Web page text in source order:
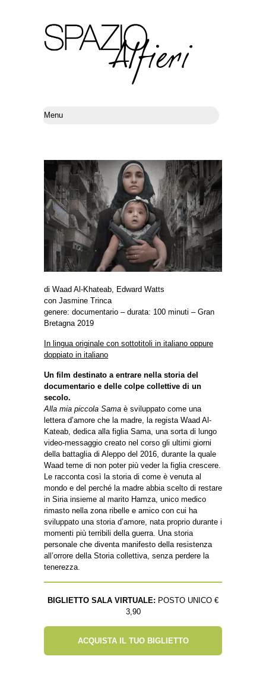
di Waad Al-Khateab, Edward Watts
con Jasmine Trinca
genere: documentario – durata: 100 minuti – Gran
Bretagna 2019
In lingua originale con sottotitoli in italiano oppure
doppiato in italiano
Un film destinato a entrare nella storia del
documentario e delle colpe collettive di un
secolo.
Alla mia piccola Sama è sviluppato come una
lettera d’amore che la madre, la regista Waad Al-
Kateab, dedica alla figlia Sama, una sorta di lungo
video-messaggio creato nel corso gli ultimi giorni
della battaglia di Aleppo del 2016, durante la quale
Waad teme di non poter più veder la figlia crescere.
Le racconta così la storia di come è venuta al
mondo e del perché la madre abbia scelto di restare
in Siria insieme al marito Hamza, unico medico
rimasto nella zona ribelle e amico con cui ha
sviluppato una storia d’amore, nata proprio durante i
momenti più terribili della guerra. Una storia
personale che diventa manifesto della resistenza
all’orrore della Storia collettiva, senza perdere la
tenerezza.
BIGLIETTO SALA VIRTUALE: POSTO UNICO €
3,90
ACQUISTA IL TUO BIGLIETTO